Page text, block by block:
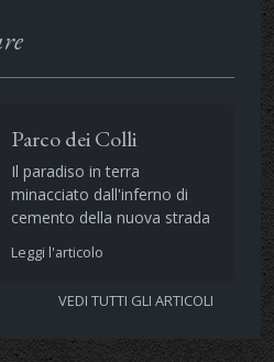
Parco dei Colli
Il paradiso in terra
minacciato dall'inferno di
cemento della nuova strada
Leggi l'articolo
VEDI TUTTI GLI ARTICOLI